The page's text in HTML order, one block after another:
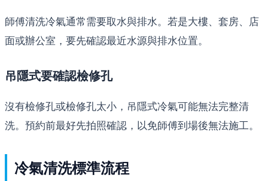
師傅清洗冷氣通常需要取水與排水。若是大樓、套房、店
面或辦公室，要先確認最近水源與排水位置。
吊隱式要確認檢修孔
沒有檢修孔或檢修孔太小，吊隱式冷氣可能無法完整清
洗。預約前最好先拍照確認，以免師傅到場後無法施工。
冷氣清洗標準流程